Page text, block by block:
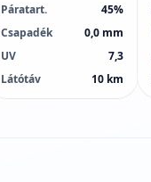
Páratart.
45%
Csapadék
0,0 mm
UV
7,3
Látótáv
10 km